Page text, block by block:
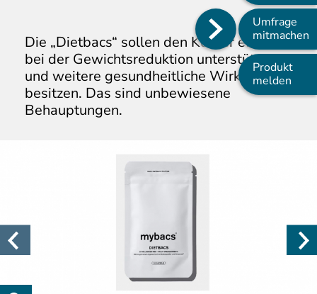
Main
navigation
Umfrage
mitmachen
Produkt
melden
Die „Dietbacs“ sollen den Körper effektiv
bei der Gewichtsreduktion unterstützen
und weitere gesundheitliche Wirkungen
besitzen. Das sind unbewiesene
Behauptungen.